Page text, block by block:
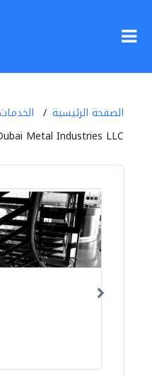
الصفحة الرئيسية الخدمات
Metal Industries LLC